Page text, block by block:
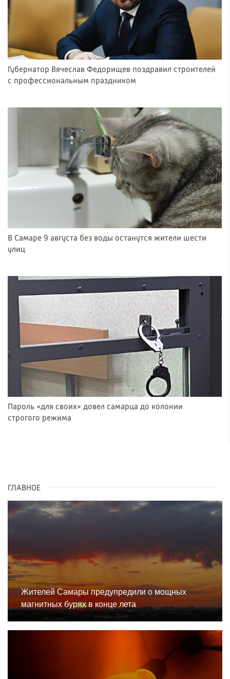
Губернатор Вячеслав Федорищев поздравил строителей
с профессиональным праздником
В Самаре 9 августа без воды останутся жители шести
улиц
Пароль «для своих» довел самарца до колонии
строгого режима
ГЛАВНОЕ
Жителей Самары предупредили о мощных
магнитных бурях в конце лета